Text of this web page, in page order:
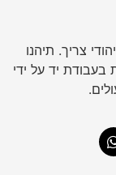
צריך. תיהנו
בעבודת יד על ידי